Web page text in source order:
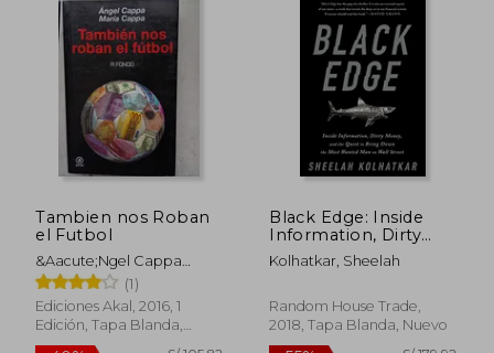
Tambien nos Roban
el Futbol
&Aacute;Ngel Cappa
Polchi; Mar&Iacute;A
Cappa Fern&Aacute;Ndez
(1)
Ediciones Akal, 2016, 1
Edición, Tapa Blanda,
Nuevo
Black Edge: Inside
Information, Dirty
Money, and the
Quest to Bring Down
man on Wall Street
(en Inglés)
Kolhatkar, Sheelah
Random House Trade,
2018, Tapa Blanda, Nuevo